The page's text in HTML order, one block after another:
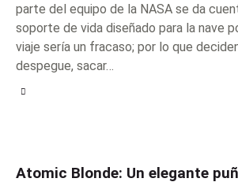
parte del equipo de la NASA se da
soporte de vida diseñado para la nave
viaje sería un fracaso; por lo que
despegue, sacar…
Atomic Blonde: Un elegante